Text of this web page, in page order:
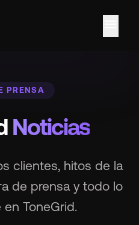
PRENSA
Noticias
clientes, hitos de la
de prensa y todo lo
ToneGrid.